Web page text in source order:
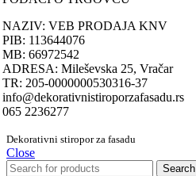
NAZIV: VEB PRODAJA KNV
PIB: 113644076
MB: 66972542
ADRESA: Mileševska 25, Vračar
TR: 205-0000000530316-37
info@dekorativnistiroporzafasadu.rs
065 2236277
Dekorativni stiropor za fasadu
Close
Search